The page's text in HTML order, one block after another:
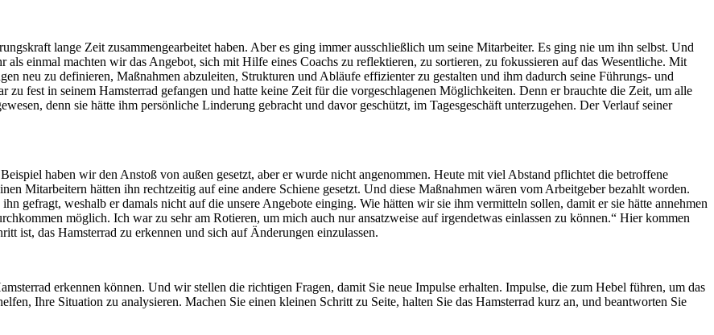
lange Zeit zusammengearbeitet haben. Aber es ging immer ausschließlich um seine Mitarbeiter. Es ging nie um ihn selbst. Und
als einmal machten wir das Angebot, sich mit Hilfe eines Coachs zu reflektieren, zu sortieren, zu fokussieren auf das Wesentliche. Mit
neu zu definieren, Maßnahmen abzuleiten, Strukturen und Abläufe effizienter zu gestalten und ihm dadurch seine Führungs- und
zu fest in seinem Hamsterrad gefangen und hatte keine Zeit für die vorgeschlagenen Möglichkeiten. Denn er brauchte die Zeit, um alle
denn sie hätte ihm persönliche Linderung gebracht und davor geschützt, im Tagesgeschäft unterzugehen. Der Verlauf seiner
haben wir den Anstoß von außen gesetzt, aber er wurde nicht angenommen. Heute mit viel Abstand pflichtet die betroffene
Mitarbeitern hätten ihn rechtzeitig auf eine andere Schiene gesetzt. Und diese Maßnahmen wären vom Arbeitgeber bezahlt worden.
gefragt, weshalb er damals nicht auf die unsere Angebote einging. Wie hätten wir sie ihm vermitteln sollen, damit er sie hätte annehmen
möglich. Ich war zu sehr am Rotieren, um mich auch nur ansatzweise auf irgendetwas einlassen zu können.“ Hier kommen
ist, das Hamsterrad zu erkennen und sich auf Änderungen einzulassen.
erkennen können. Und wir stellen die richtigen Fragen, damit Sie neue Impulse erhalten. Impulse, die zum Hebel führen, um das
Ihre Situation zu analysieren. Machen Sie einen kleinen Schritt zu Seite, halten Sie das Hamsterrad kurz an, und beantworten Sie